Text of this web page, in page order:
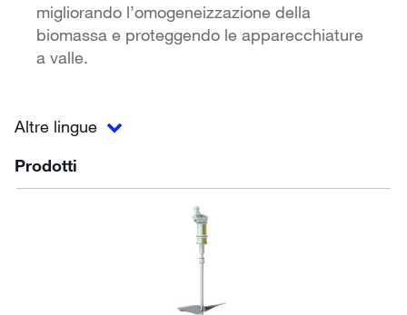
migliorando l’omogeneizzazione della
biomassa e proteggendo le apparecchiature
a valle.
Altre lingue
Prodotti